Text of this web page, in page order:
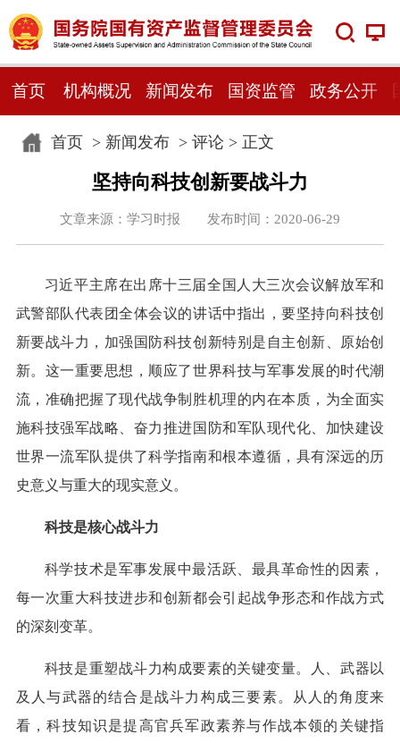
首页 机构概况 新闻发布 国资监管 政务公开
首页> 新闻发布> 评论 > 正文
坚持向科技创新要战斗力
文章来源：学习时报 发布时间：2020-06-29
习近平主席在出席十三届全国人大三次会议解放军和
武警部队代表团全体会议的讲话中指出，要坚持向科技创
新要战斗力，加强国防科技创新特别是自主创新、原始创
新。这一重要思想，顺应了世界科技与军事发展的时代潮
流，准确把握了现代战争制胜机理的内在本质，为全面实
施科技强军战略、奋力推进国防和军队现代化、加快建设
世界一流军队提供了科学指南和根本遵循，具有深远的历
史意义与重大的现实意义。
科技是核心战斗力
科学技术是军事发展中最活跃、最具革命性的因素，
每一次重大科技进步和创新都会引起战争形态和作战方式
的深刻变革。
科技是重塑战斗力构成要素的关键变量。人、武器以
及人与武器的结合是战斗力构成三要素。从人的角度来
看，科技知识是提高官兵军政素养与作战本领的关键指